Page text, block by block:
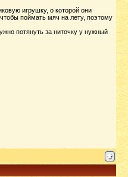
игрушку, о которой они
поймать мяч на лету, поэтому
потянуть за ниточку у нужный